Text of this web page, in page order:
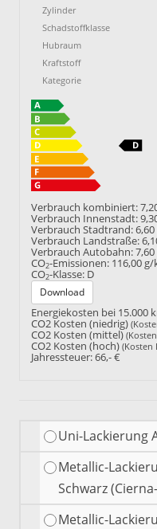
Zylinder
Schadstoffklasse
Hubraum
Kraftstoff
Kategorie
Verbrauch kombiniert:
Verbrauch Innenstadt:
Verbrauch Stadtrand:
Verbrauch Landstraße:
Verbrauch Autobahn:
CO2-Emissionen: 116,00 g/
CO2-Klasse: D
Download
Energiekosten bei 15.000
CO2 Kosten (niedrig)
CO2 Kosten (mittel)
CO2 Kosten (hoch) (Kosten
Jahressteuer:66,- €
Uni-Lackierung
Metallic-
Schwarz
Metallic-